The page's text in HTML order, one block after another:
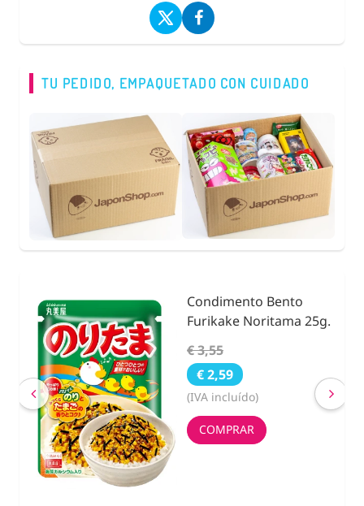
TU PEDIDO, EMPAQUETADO CON CUIDADO
Condimento Bento
Furikake Noritama 25g.
€ 3,55
€ 2,59
(IVA incluído)
COMPRAR